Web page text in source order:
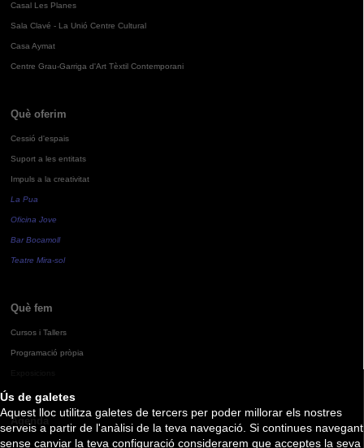
Ús de galetes
Aquest lloc utilitza galetes de tercers per poder millorar els nostres
serveis a partir de l'anàlisi de la teva navegació. Si continues navegant
sense canviar la teva configuració considerarem que acceptes la seva
Casal Les Planes
Sala Clavé - La Unió Centre Cultural
Casa Aymat
Centre Grau-Garriga d'Art Tèxtil Contemporani
Què oferim
Cessió d'espais
Suport a les entitats
Impuls a la creativitat
La Pua
Oficina Jove
Bar Bocamoll
Teatre Mira-sol
Què fem
Cursos i Tallers
Programació pròpia
Agenda